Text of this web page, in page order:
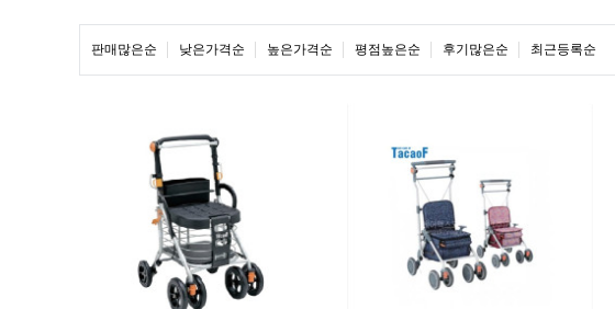
판매많은순 낮은가격순 높은가격순 평점높은순 후기많은순 최근등록순